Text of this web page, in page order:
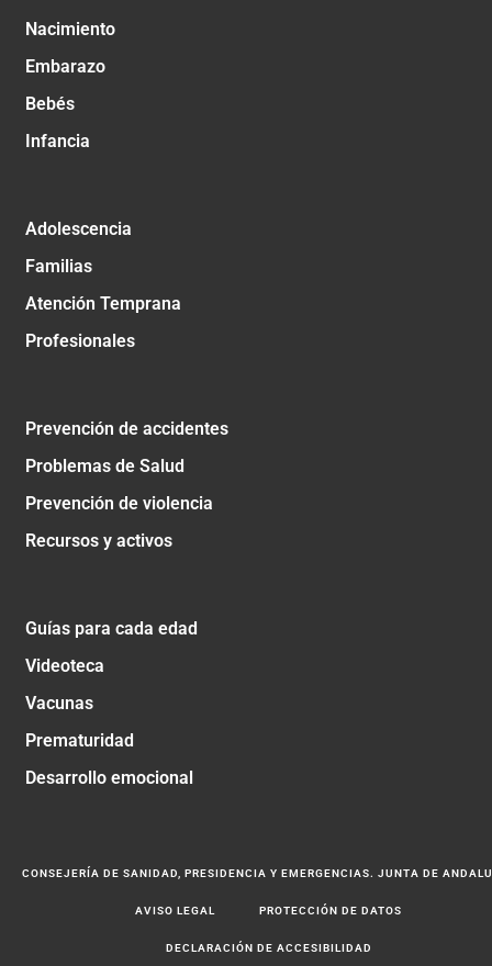
Nacimiento
Embarazo
Bebés
Infancia
Adolescencia
Familias
Atención Temprana
Profesionales
Prevención de accidentes
Problemas de Salud
Prevención de violencia
Recursos y activos
Guías para cada edad
Videoteca
Vacunas
Prematuridad
Desarrollo emocional
CONSEJERÍA DE SANIDAD, PRESIDENCIA Y EMERGENCIAS. JUNTA DE
AVISO LEGAL PROTECCIÓN DE DATOS
DECLARACIÓN DE ACCESIBILIDAD